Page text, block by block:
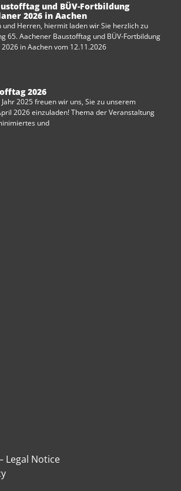
und BÜV-Fortbildung
2026 in Aachen
Herren, hiermit laden wir Sie herzlich zu
65. Aachener Baustofftag und BÜV-Fortbildung
in Aachen vom 12.11.2026
2026
2025 freuen wir uns, Sie zu unserem
2026 einzuladen! Thema der Veranstaltung
und
Legal Notice